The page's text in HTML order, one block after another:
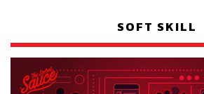
SOFT SKILL